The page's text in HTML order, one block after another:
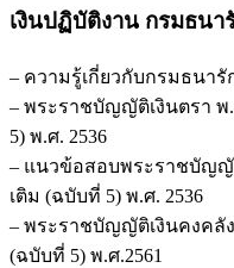
เงินปฏิบัติงาน กรมธนา
– ความรู้เกี่ยวกับกรมธนารั
– พระราชบัญญัติเงินตรา พ
5) พ.ศ. 2536
– แนวข้อสอบพระราชบัญญั
เติม (ฉบับที่ 5) พ.ศ. 2536
– พระราชบัญญัติเงินคงคลั
(ฉบับที่ 5) พ.ศ.2561